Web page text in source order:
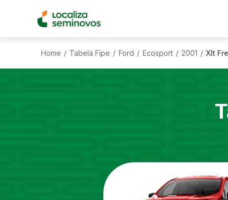
Home / Tabela Fipe / Ford / Ecosport / 2001 / Xlt